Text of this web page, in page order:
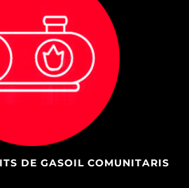
DE GASOIL COMUNITARIS